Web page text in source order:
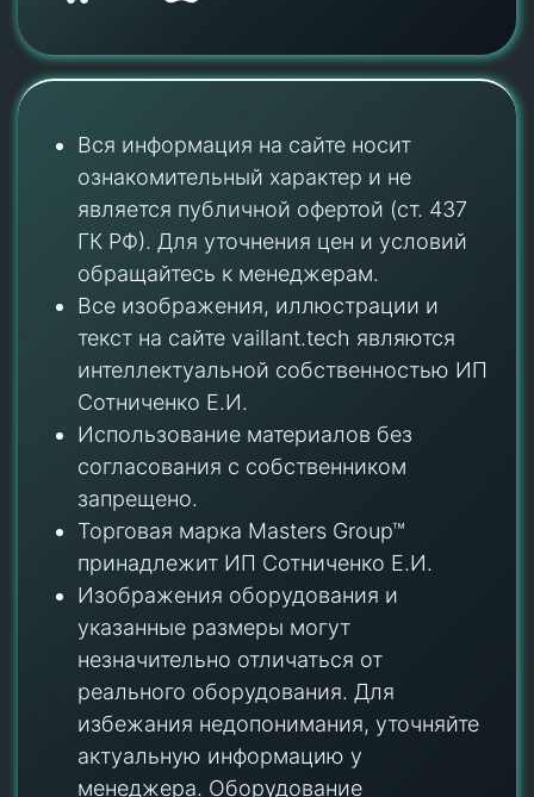
Вся информация на сайте носит
ознакомительный характер и не
является публичной офертой (ст. 437
ГК РФ). Для уточнения цен и условий
обращайтесь к менеджерам.
Все изображения, иллюстрации и
текст на сайте vaillant.tech являются
интеллектуальной собственностью ИП
Сотниченко Е.И.
Использование материалов без
согласования с собственником
запрещено.
Торговая марка Masters Group™
принадлежит ИП Сотниченко Е.И.
Изображения оборудования и
указанные размеры могут
незначительно отличаться от
реального оборудования. Для
избежания недопонимания, уточняйте
актуальную информацию у
менеджера. Оборудование